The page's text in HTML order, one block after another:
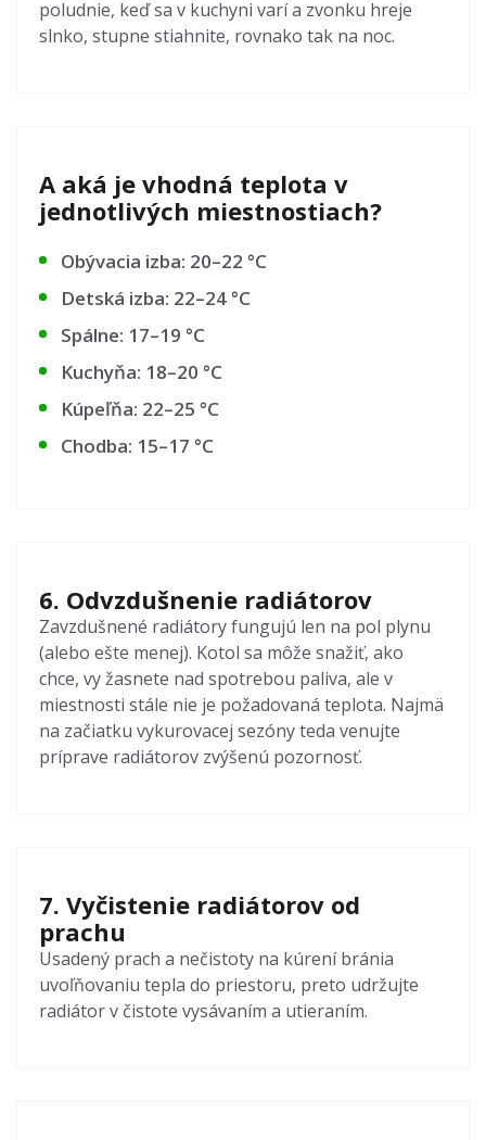
poludnie, keď sa v kuchyni varí a zvonku hreje
slnko, stupne stiahnite, rovnako tak na noc.
A aká je vhodná teplota v
jednotlivých miestnostiach?
Obývacia izba: 20–22 °C
Detská izba: 22–24 °C
Spálne: 17–19 °C
Kuchyňa: 18–20 °C
Kúpeľňa: 22–25 °C
Chodba: 15–17 °C
6. Odvzdušnenie radiátorov
Zavzdušnené radiátory fungujú len na pol plynu
(alebo ešte menej). Kotol sa môže snažiť, ako
chce, vy žasnete nad spotrebou paliva, ale v
miestnosti stále nie je požadovaná teplota. Najmä
na začiatku vykurovacej sezóny teda venujte
príprave radiátorov zvýšenú pozornosť.
7. Vyčistenie radiátorov od
prachu
Usadený prach a nečistoty na kúrení bránia
uvoľňovaniu tepla do priestoru, preto udržujte
radiátor v čistote vysávaním a utieraním.